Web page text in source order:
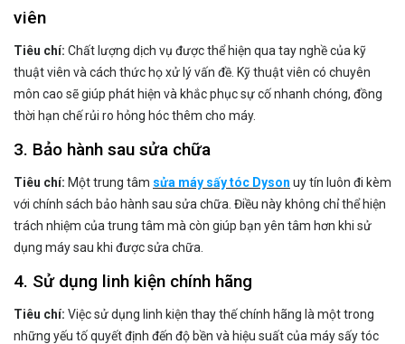
viên
Tiêu chí: Chất lượng dịch vụ được thể hiện qua tay nghề của kỹ
thuật viên và cách thức họ xử lý vấn đề. Kỹ thuật viên có chuyên
môn cao sẽ giúp phát hiện và khắc phục sự cố nhanh chóng, đồng
thời hạn chế rủi ro hỏng hóc thêm cho máy.
3. Bảo hành sau sửa chữa
Tiêu chí: Một trung tâm sửa máy sấy tóc Dyson uy tín luôn đi kèm
với chính sách bảo hành sau sửa chữa. Điều này không chỉ thể hiện
trách nhiệm của trung tâm mà còn giúp bạn yên tâm hơn khi sử
dụng máy sau khi được sửa chữa.
4. Sử dụng linh kiện chính hãng
Tiêu chí: Việc sử dụng linh kiện thay thế chính hãng là một trong
những yếu tố quyết định đến độ bền và hiệu suất của máy sấy tóc